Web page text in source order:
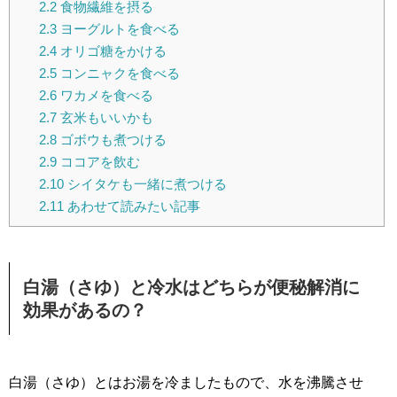
2.2食物繊維を摂る
2.3ヨーグルトを食べる
2.4オリゴ糖をかける
2.5コンニャクを食べる
2.6ワカメを食べる
2.7玄米もいいかも
2.8ゴボウも煮つける
2.9ココアを飲む
2.10シイタケも一緒に煮つける
2.11 あわせて読みたい記事
白湯（さゆ）と冷水はどちらが便秘解消に
効果があるの？
白湯（さゆ）とはお湯を冷ましたもので、水を沸騰させ